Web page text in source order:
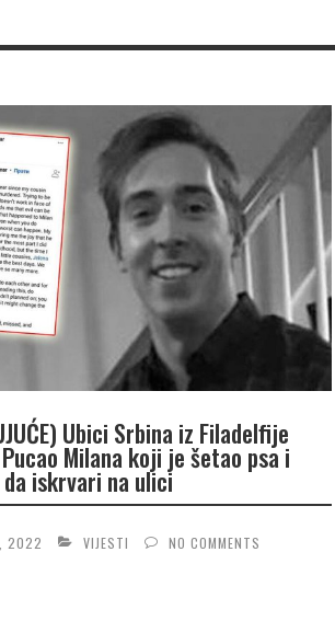
Ubici Srbina iz Filadelfije
Milana koji je šetao psa i
iskrvari na ulici
2022 VIJESTI NO COMMENTS